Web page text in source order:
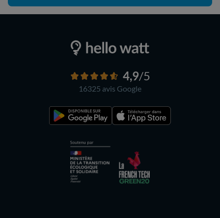
4,9/5
16325 avis Google